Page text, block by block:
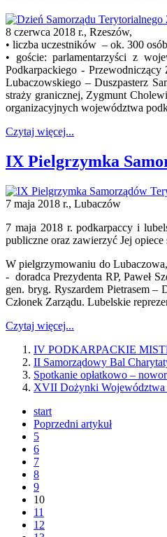
8 czerwca 2018 r., Rzeszów,
• liczba uczestników – ok. 300 osób
• goście: parlamentarzyści z
Podkarpackiego -
Lubaczowskiego – Duszpasterz
straży granicznej, Zygmunt
organizacyjnych województwa
Czytaj więcej...
IX Pielgrzymka
7 maja 2018 r., Lubaczów
7 maja 2018 r. podkarpaccy i
publiczne oraz zawierzyć Jej
W pielgrzymowaniu do
- doradca Prezydenta RP, Paweł
gen. bryg. Ryszardem Pietrasem –
Członek Zarządu. Lubelskie
Czytaj więcej...
IV PODKARPACKIE
II Samorządowy Bal
Spotkanie opłatkowo –
XVII Dożynki Województwa
start
Poprzedni artykuł
5
6
7
8
9
10
11
12